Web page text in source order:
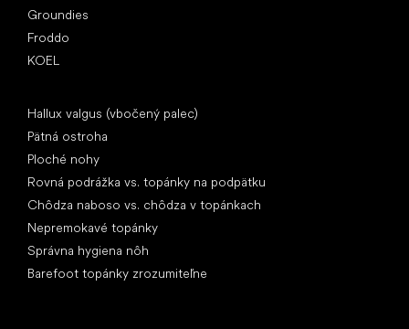
Groundies
Froddo
KOEL
Hallux valgus (vbočený palec)
Pätná ostroha
Ploché nohy
Rovná podrážka vs. topánky na podpätku
Chôdza naboso vs. chôdza v topánkach
Nepremokavé topánky
Správna hygiena nôh
Barefoot topánky zrozumiteľne